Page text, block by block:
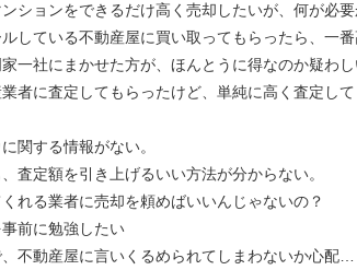
ションをできるだけ高く売却したいが、何が必要
している不動産屋に買い取ってもらったら、一
一社にまかせた方が、ほんとうに得なのか疑わ
者に査定してもらったけど、単純に高く査定し
関する情報がない。
査定額を引き上げるいい方法が分からない。
れる業者に売却を頼めばいいんじゃないの？
前に勉強したい
不動産屋に言いくるめられてしまわないか心配…